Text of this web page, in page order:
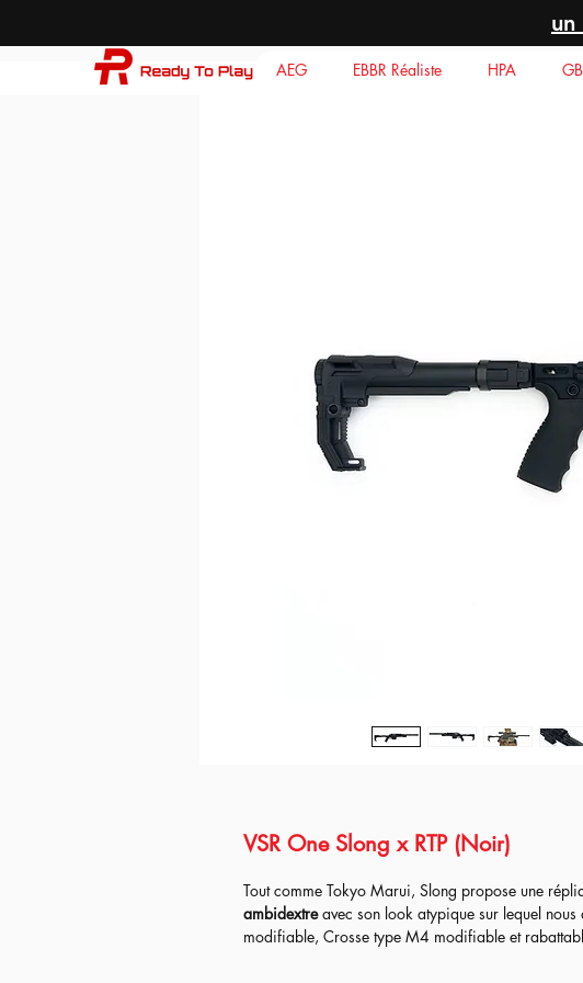
un
AEG EBBR Réaliste HPA
VSR One Slong x RTP (Noir)
Tout comme Tokyo Marui, Slong propose une
ambidextreavec son look atypique sur lequel nous
modifiable, Crosse type M4 modifiable et